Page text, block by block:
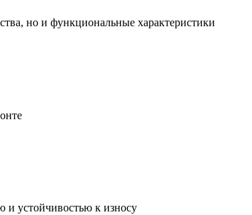
но и функциональные характеристики
и устойчивостью к износу